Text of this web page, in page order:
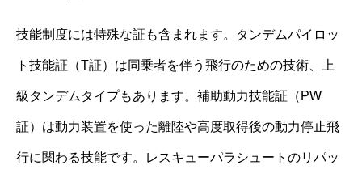
技能制度には特殊な証も含まれます。タンデムパイロッ
ト技能証（T証）は同乗者を伴う飛行のための技術、上
級タンデムタイプもあります。補助動力技能証（PW
証）は動力装置を使った離陸や高度取得後の動力停止飛
行に関わる技能です。レスキューパラシュートのリパッ